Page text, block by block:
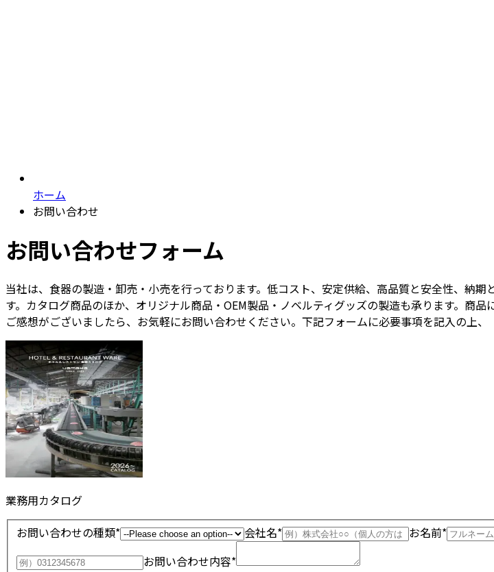
ホーム
お問い合わせ
お問い合わせフォーム
当社は、食器の製造・卸売・小売を行っております。低コスト、安定供給、高品質と安全性、納
す。カタログ商品のほか、オリジナル商品・OEM製品・ノベルティグッズの製造も承ります。商
ご感想がございましたら、お気軽にお問い合わせください。下記フォームに必要事項を記入の上
業務用カタログ
お問い合わせの種類*
会社名* お名前*
お問い合わせ内容*